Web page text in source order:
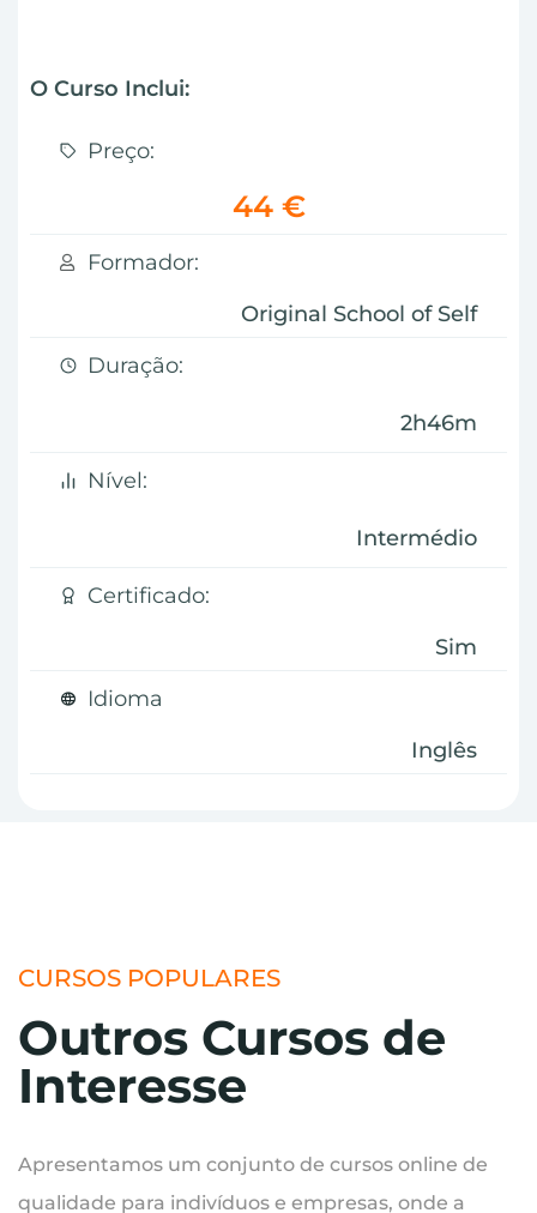
O Curso Inclui:
Preço:
44 €
Formador:
Original School of Self
Duração:
2h46m
Nível:
Intermédio
Certificado:
Sim
Idioma
Inglês
CURSOS POPULARES
Outros Cursos de
Interesse
Apresentamos um conjunto de cursos online de
qualidade para indivíduos e empresas, onde a